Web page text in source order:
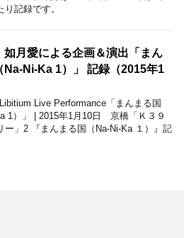
り記録です。
如月愛による企画＆演出「まん
Na-Ni-Ka 1）」 記録（2015年1
Live Performance「まんまる国
1）」 | 2015年1月10日 京橋「Ｋ３９
ー」2 『まんまる国（Na-Ni-Ka １）』記